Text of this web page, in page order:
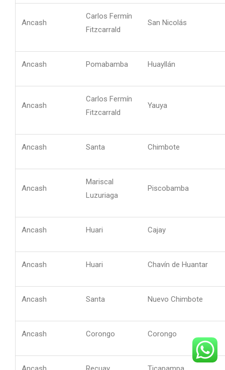
Ancash
Carlos Fermín
Fitzcarrald
San Nicolás
Ancash Pomabamba Huayllán
Ancash
Carlos Fermín
Fitzcarrald
Yauya
Ancash Santa Chimbote
Ancash
Mariscal
Luzuriaga
Piscobamba
Ancash Huari Cajay
Ancash Huari Chavín de Huantar
Ancash Santa Nuevo Chimbote
Ancash Corongo Corongo